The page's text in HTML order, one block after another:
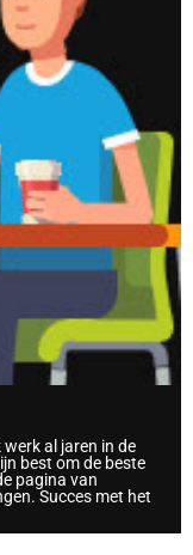
al jaren in de
best om de beste
pagina van
Succes met het